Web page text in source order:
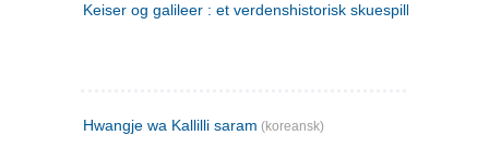
Keiser og galileer : et verdenshistorisk skuespill (1873)
Hwangje wa Kallilli saram (koreansk)